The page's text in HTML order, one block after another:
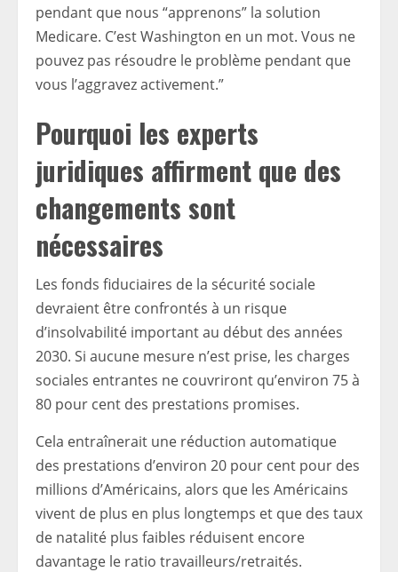
pendant que nous “apprenons” la solution
Medicare. C’est Washington en un mot. Vous ne
pouvez pas résoudre le problème pendant que
vous l’aggravez activement.”
Pourquoi les experts
juridiques affirment que des
changements sont
nécessaires
Les fonds fiduciaires de la sécurité sociale
devraient être confrontés à un risque
d’insolvabilité important au début des années
2030. Si aucune mesure n’est prise, les charges
sociales entrantes ne couvriront qu’environ 75 à
80 pour cent des prestations promises.
Cela entraînerait une réduction automatique
des prestations d’environ 20 pour cent pour des
millions d’Américains, alors que les Américains
vivent de plus en plus longtemps et que des taux
de natalité plus faibles réduisent encore
davantage le ratio travailleurs/retraités.